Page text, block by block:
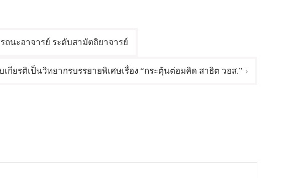
ถนะอาจารย์ ระดับสามัตถิยาจารย์
กียรติเป็นวิทยากรบรรยายพิเศษเรื่อง “กระตุ้นต่อมคิด สาธิต วอส.”